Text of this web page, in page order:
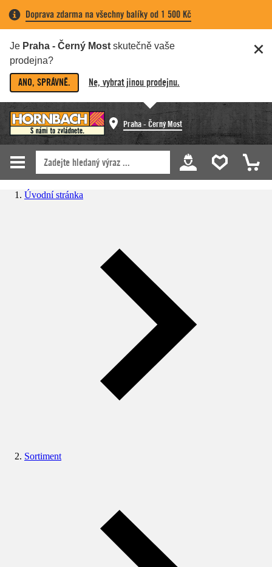
Doprava zdarma na všechny balíky od 1 500 Kč
Je Praha - Černý Most skutečně vaše
prodejna?
ANO, SPRÁVNĚ. Ne, vybrat jinou prodejnu.
Praha - Černý Most
Úvodní stránka
Sortiment